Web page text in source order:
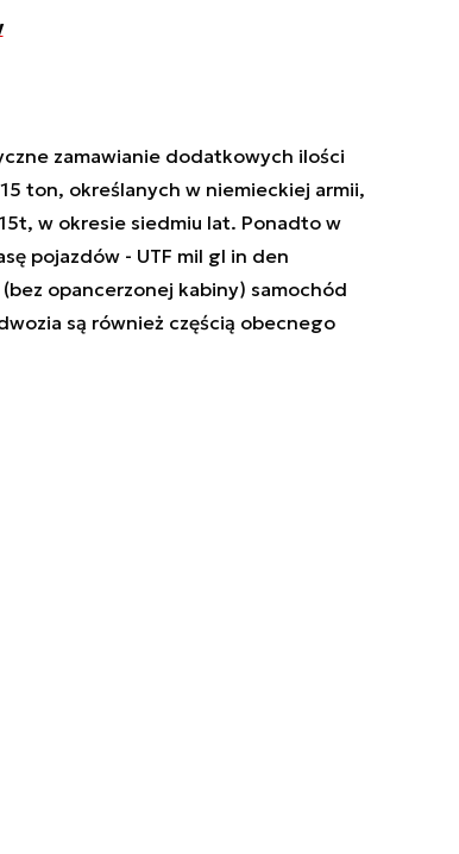
zamawianie dodatkowych ilości
ton, określanych w niemieckiej armii,
w okresie siedmiu lat. Ponadto w
pojazdów - UTF mil gl in den
opancerzonej kabiny) samochód
są również częścią obecnego